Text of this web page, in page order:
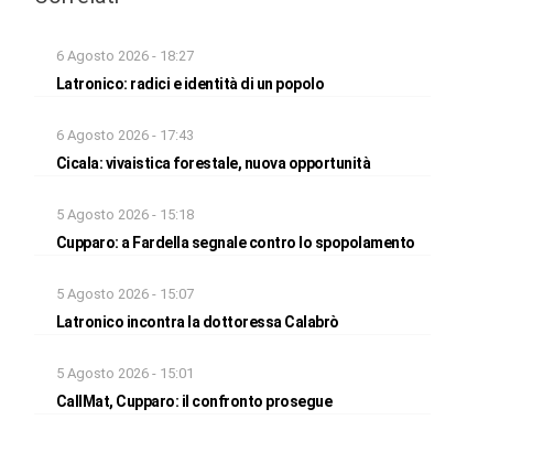
6 Agosto 2026 - 18:27
Latronico: radici e identità di un popolo
6 Agosto 2026 - 17:43
Cicala: vivaistica forestale, nuova opportunità
5 Agosto 2026 - 15:18
Cupparo: a Fardella segnale contro lo spopolamento
5 Agosto 2026 - 15:07
Latronico incontra la dottoressa Calabrò
5 Agosto 2026 - 15:01
CallMat, Cupparo: il confronto prosegue